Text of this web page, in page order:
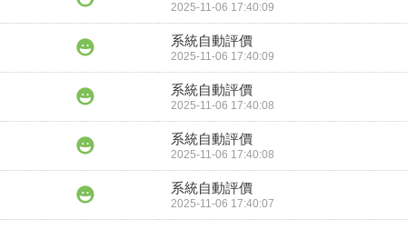
2025-11-06 17:40:09
系統自動評價
2025-11-06 17:40:09
系統自動評價
2025-11-06 17:40:08
系統自動評價
2025-11-06 17:40:08
系統自動評價
2025-11-06 17:40:07